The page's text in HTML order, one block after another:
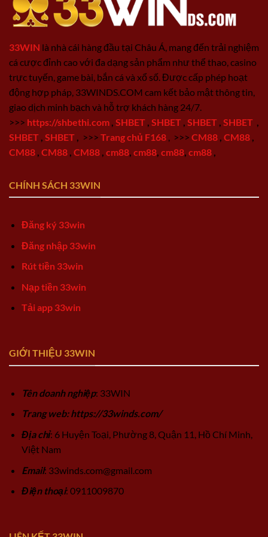
33WIN là nhà cái hàng đầu tại Châu Á, mang đến trải nghiệm
cá cược đỉnh cao với đa dạng sản phẩm như thể thao, casino
trực tuyến, game bài, bắn cá và xổ số. Được cấp phép hoạt
động hợp pháp, 33WINDS.COM cam kết bảo mật thông tin,
giao dịch minh bạch và hỗ trợ khách hàng 24/7.
>>> https://shbethi.com SHBET SHBET SHBET SHBET
SHBET SHBET >>> Trang chủ F168 >>> CM88 CM88
CM88 CM88 CM88 cm88 cm88 cm88 cm88
CHÍNH SÁCH 33WIN
Đăng ký 33win
Đăng nhập 33win
Rút tiền 33win
Nạp tiền 33win
Tải app 33win
GIỚI THIỆU 33WIN
Tên doanh nghiệp: 33WIN
Trang web: https://33winds.com/
Địa chỉ: 6 Huyện Toại, Phường 8, Quận 11, Hồ Chí Minh,
Việt Nam
Email: 33winds.com@gmail.com
Điện thoại: 0911009870